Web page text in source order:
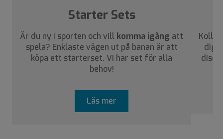
Starter Sets
Är du ny i sporten och vill komma igång att
spela? Enklaste vägen ut på banan är att
köpa ett starterset. Vi har set för alla
behov!
Läs mer
Kolla
dig